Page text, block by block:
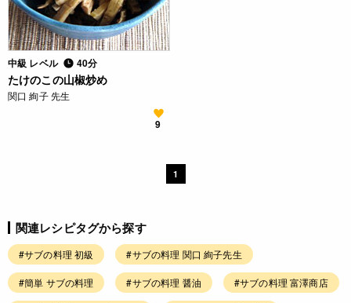
中級 レベル 40分
たけのこの山椒炒め
関口 絢子 先生
9
1
関連レシピタグから探す
#サブの料理 初級 #サブの料理 関口 絢子先生
#簡単 サブの料理 #サブの料理 醤油 #サブの料理 富澤商店